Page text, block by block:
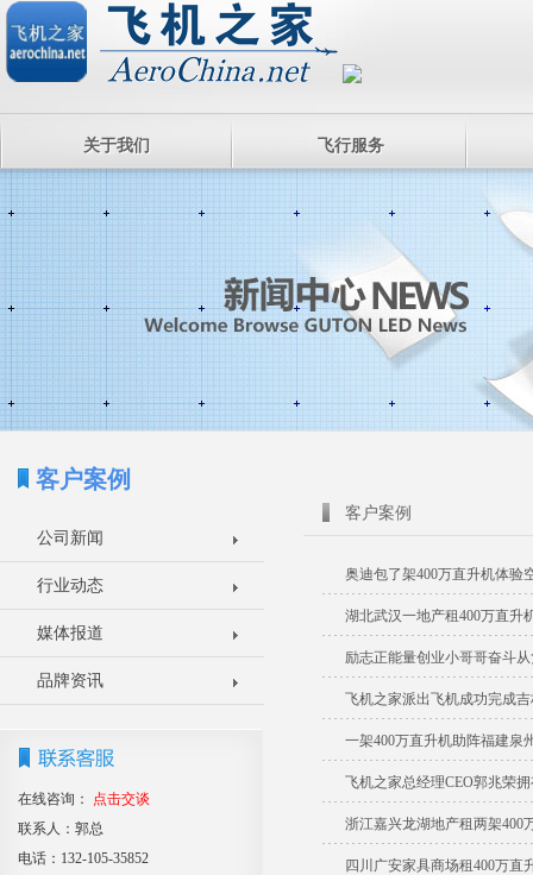
关于我们 飞行服务
客户案例
公司新闻
行业动态
媒体报道
品牌资讯
在线咨询：
点击交谈
联系人：郭总
电话：132-105-35852
客户案例
奥迪包了架400万直升机体验
湖北武汉一地产租400万直升
励志正能量创业小哥哥奋斗
飞机之家派出飞机成功完成
一架400万直升机助阵福建泉
飞机之家总经理CEO郭兆荣
浙江嘉兴龙湖地产租两架400
四川广安家具商场租400万直